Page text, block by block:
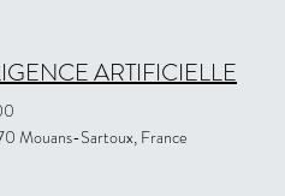
ARTIFICIELLE
Mouans-Sartoux, France